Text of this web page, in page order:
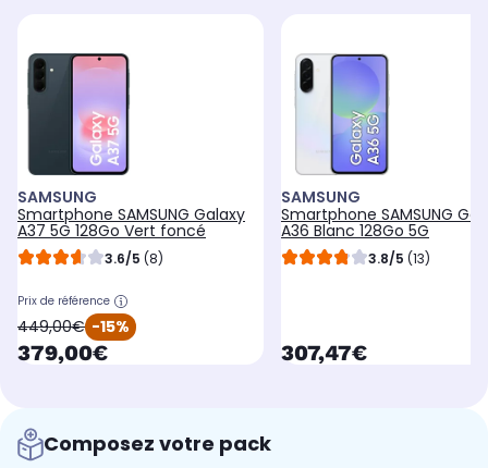
SAMSUNG
Smartphone SAMSUNG Galaxy
A37 5G 128Go Vert foncé
3.6/5 (8)
Prix de référence
oldPrice
449,00€ -15%
currentPrice
379,00€
SAMSUNG
Smartphone SAMSUNG
A36 Blanc 128Go 5G
3.8/5 (13)
currentPrice
307,47€
Composez votre pack